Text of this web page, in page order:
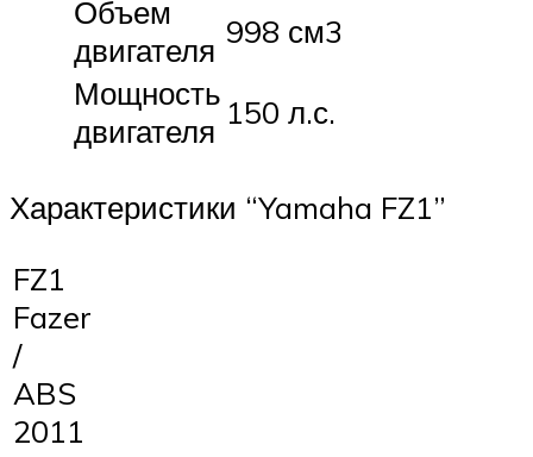
Объем
двигателя 998 см3
Мощность
двигателя 150 л.с.
Характеристики “Yamaha FZ1”
FZ1
Fazer
/
ABS
2011